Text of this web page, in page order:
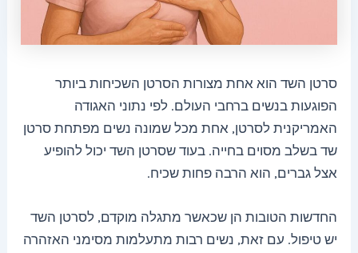
סרטן השד הוא אחת מצורות הסרטן השכיחות ביותר
הפוגעות בנשים ברחבי העולם. לפי נתוני האגודה
האמריקנית לסרטן, אחת מכל שמונה נשים מפתחת סרטן
שד בשלב מסוים בחייה. בעוד שסרטן השד יכול להופיע
אצל גברים, הוא הרבה פחות שכיח.
החדשות הטובות הן שכאשר מתגלה מוקדם, לסרטן השד
יש טיפול. עם זאת, נשים רבות מתעלמות מסימני האזהרה